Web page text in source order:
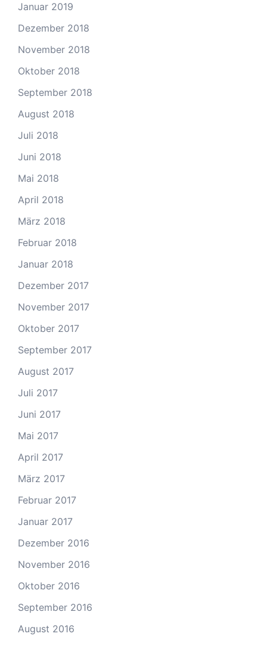
Januar 2019
Dezember 2018
November 2018
Oktober 2018
September 2018
August 2018
Juli 2018
Juni 2018
Mai 2018
April 2018
März 2018
Februar 2018
Januar 2018
Dezember 2017
November 2017
Oktober 2017
September 2017
August 2017
Juli 2017
Juni 2017
Mai 2017
April 2017
März 2017
Februar 2017
Januar 2017
Dezember 2016
November 2016
Oktober 2016
September 2016
August 2016